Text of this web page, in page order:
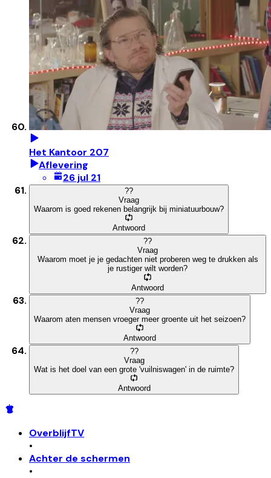
Het Kantoor 207
Aflevering
26 jul 21
??
Vraag
Waarom is goed rekenen belangrijk bij miniatuurbouw?
Antwoord
??
Vraag
Waarom moet je je gedachten niet proberen weg te drukken als
je rustiger wilt worden?
Antwoord
??
Vraag
Waarom aten mensen vroeger meer groente uit het seizoen?
Antwoord
??
Vraag
Wat is het doel van een grote 'vuilniswagen' in de ruimte?
Antwoord
OverblijfTV
•
Achter de schermen
•